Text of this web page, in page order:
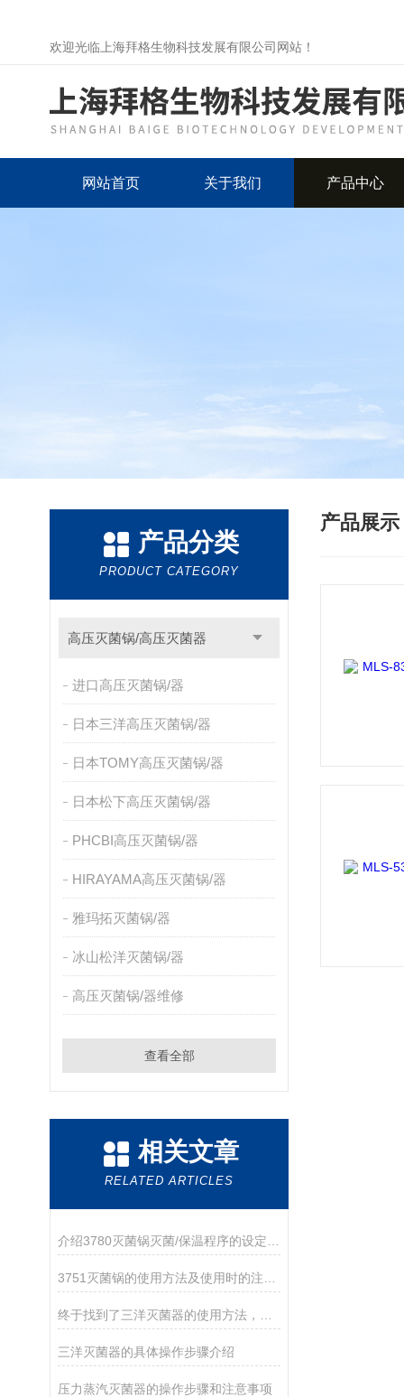
欢迎光临上海拜格生物科技发展有限公司网站！
网站首页 关于我们 产品中心
产品分类
PRODUCT CATEGORY
高压灭菌锅/高压灭菌器
进口高压灭菌锅/器
日本三洋高压灭菌锅/器
日本TOMY高压灭菌锅/器
日本松下高压灭菌锅/器
PHCBI高压灭菌锅/器
HIRAYAMA高压灭菌锅/器
雅玛拓灭菌锅/器
冰山松洋灭菌锅/器
高压灭菌锅/器维修
查看全部
相关文章
RELATED ARTICLES
三洋灭菌器的具体操作步骤介绍
压力蒸汽灭菌器的操作步骤和注意事项
产品展示